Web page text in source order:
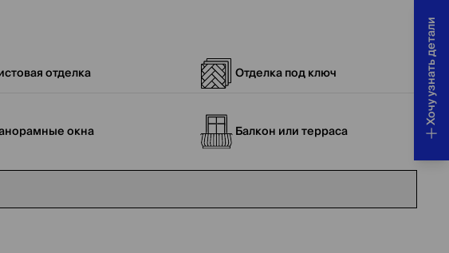
Хочу узнать детали
отделка Отделка под ключ
окна Балкон или терраса